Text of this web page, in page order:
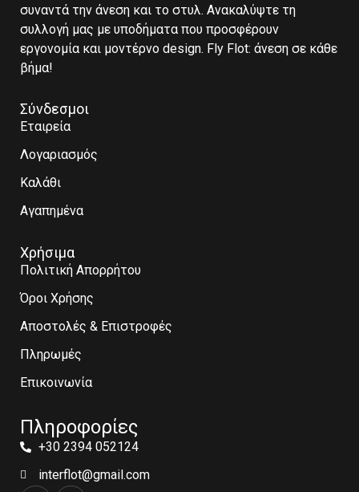
συναντά την άνεση και το στυλ. Ανακαλύψτε τη
συλλογή μας με υποδήματα που προσφέρουν
εργονομία και μοντέρνο design. Fly Flot: άνεση σε κάθε
βήμα!
Σύνδεσμοι
Εταιρεία
Λογαριασμός
Καλάθι
Αγαπημένα
Χρήσιμα
Πολιτική Απορρήτου
Όροι Χρήσης
Αποστολές & Επιστροφές
Πληρωμές
Επικοινωνία
Πληροφορίες
+30 2394 052124
interflot@gmail.com